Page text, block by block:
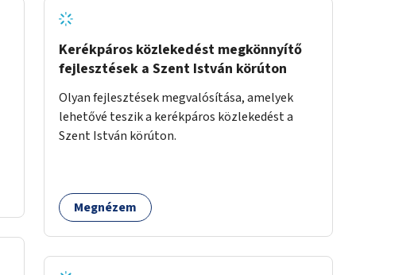
található.
Kerékpáros közlekedést megkönnyítő
fejlesztések a Szent István körúton
Olyan fejlesztések megvalósítása, amelyek
lehetővé teszik a kerékpáros közlekedést a
Szent István körúton.
Megnézem